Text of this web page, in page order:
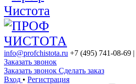
info@profchistota.ru +7 (495) 741-08-69
Заказать звонок
Заказать звонок Сделать заказ
Вход • Регистрация